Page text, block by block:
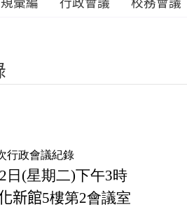
彙編 行政會議 校務會議
行政會議紀錄
日(星期二)下午3時
新館5樓第2會議室